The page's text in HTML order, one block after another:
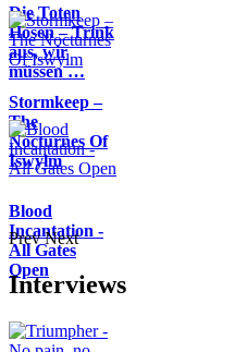
Die Toten
Hosen – Trink
aus, wir
müssen …
Stormkeep –
The
Nocturnes Of
Iswylm
Blood
Incantation -
All Gates
Open
Prev Next
Interviews